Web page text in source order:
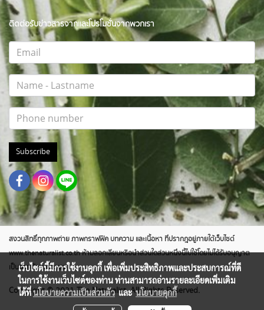
ติดต่อรับข่าวสารจากและโปรโมชั่นจากพวกเรา
Subscribe
สงวนสิทธิ์ทุกภาพถ่าย ภาพกราฟฟิค บทความ และเนื้อหา ที่ปรากฎอยู่ภายใต้เว็บไซต์
www.thenaturalist.co.th ห้ามลอกเลียนหรือนำส่วนใดส่วนหนึ่งนี้ไปใช้โดยไม่ได้รับอนุญาต
เป็นลายลักษณ์อักษร
Copyright © 2021 The Naturalist. All Rights Reserved.
เว็บไซต์นี้มีการใช้งานคุกกี้ เพื่อเพิ่มประสิทธิภาพและประสบการณ์ที่ดี
ในการใช้งานเว็บไซต์ของท่าน ท่านสามารถอ่านรายละเอียดเพิ่มเติม
ได้ที่นโยบายความเป็นส่วนตัวและนโยบายคุกกี้